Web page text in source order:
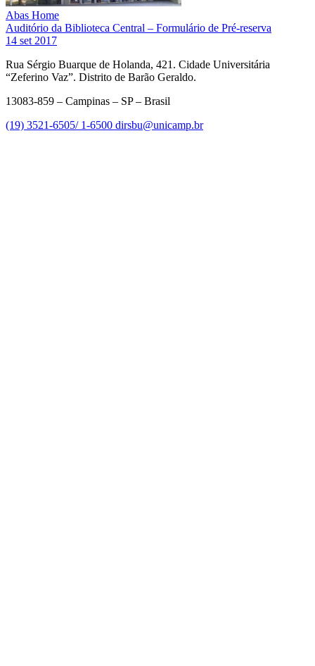
Abas Home
Auditório da Biblioteca Central – Formulário de Pré-reserva
14 set 2017
Rua Sérgio Buarque de Holanda, 421. Cidade Universitária
“Zeferino Vaz”. Distrito de Barão Geraldo.
13083-859 – Campinas – SP – Brasil
(19) 3521-6505/ 1-6500 dirsbu@unicamp.br